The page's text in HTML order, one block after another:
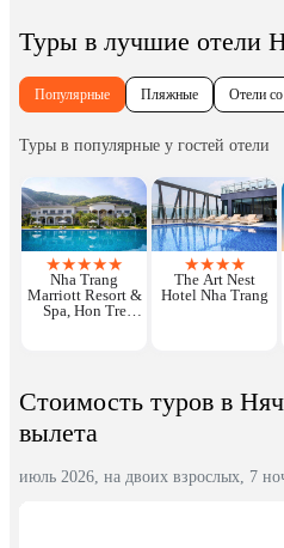
Туры в лучшие отели
Популярные Пляжные Отели
Туры в популярные у гостей отели
★★★★★
Nha Trang
Marriott Resort &
Spa, Hon Tre
★★★★
The Art Nest
Hotel Nha Trang
Стоимость туров в
вылета
июль 2026, на двоих взрослых, 7